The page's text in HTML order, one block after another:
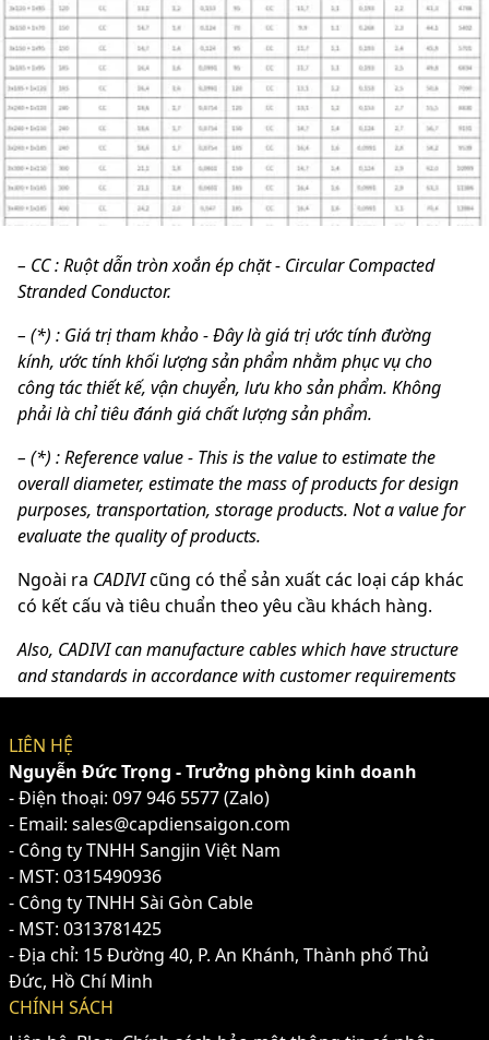
– CC : Ruột dẫn tròn xoắn ép chặt - Circular Compacted
Stranded Conductor.
– (*) : Giá trị tham khảo - Đây là giá trị ước tính đường
kính, ước tính khối lượng sản phẩm nhằm phục vụ cho
công tác thiết kế, vận chuyển, lưu kho sản phẩm. Không
phải là chỉ tiêu đánh giá chất lượng sản phẩm.
– (*) :Reference value - This is the value to estimate the
overall diameter, estimate the mass of products for design
purposes, transportation, storage products. Not a value for
evaluate the quality of products.
Ngoài ra CADIVIcũng có thể sản xuất các loại cáp khác
có kết cấu và tiêu chuẩn theo yêu cầu khách hàng.
Also, CADIVI can manufacture cables which have structure
and standards in accordance with customer requirements
LIÊN HỆ
Nguyễn Đức Trọng - Trưởng phòng kinh doanh
- Điện thoại: 097 946 5577(Zalo)
- Email: sales@capdiensaigon.com
- Công ty TNHH Sangjin Việt Nam
- MST: 0315490936
- Công ty TNHH Sài Gòn Cable
- MST: 0313781425
- Địa chỉ: 15 Đường 40, P. An Khánh, Thành phố Thủ
Đức, Hồ Chí Minh
CHÍNH SÁCH